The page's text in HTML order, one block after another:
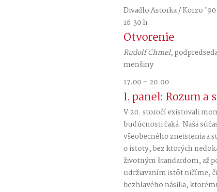
Divadlo Astorka / Korzo ’90
16.30 h
Otvorenie
Rudolf Chmel,
menšiny
17.00 – 20.00
I. panel: Rozum a
V 20. storočí existovali
budúcnosti čaká. Naša
všeobecného zneistenia a
o istoty, bez ktorých
životným štandardom, až
udržiavaním istôt ničíme,
bezhlavého násilia,